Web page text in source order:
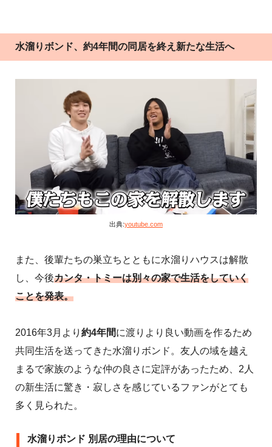
水溜りボンド、約4年間の同居を終え新たな生活へ
出典:youtube.com
また、後輩たちの巣立ちとともに水溜りハウスは解散
し、今後カンタ・トミーは別々の家で生活をしていく
ことを発表。
2016年3月より 約4年間に渡りより良い動画を作るため
共同生活を送ってきた水溜りボンド。友人の域を越え
まるで家族のような仲の良さに定評があったため、2人
の新生活に驚き・寂しさを感じているファンがとても
多く見られた。
水溜りボンド 別居の理由について